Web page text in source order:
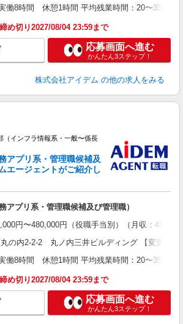
働8時間 休憩1時間 平均残業時間：20〜35時間
め切り2027/08/04 23:59まで
応募画面へ進む
かんたん3ステップ！
株式会社アイデム の他の求人をみる
（インフラ情報系・一般〜係長
アプリ系・管理職候補及
エージェントがご紹介し
アプリ系・管理職候補及び管理職）
円〜480,000円（役職手当別）（月収：
の内2-2-2 丸ノ内三井ビルディング 【変更の範
働8時間 休憩1時間 平均残業時間：20〜35時間
め切り2027/08/04 23:59まで
応募画面へ進む
かんたん3ステップ！